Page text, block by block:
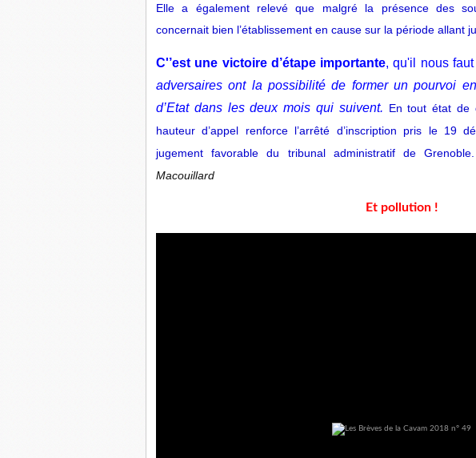
Elle a également relevé que malgré la présence des
concernait bien l’établissement en cause sur la période allant
C'’est une victoire d’étape importante, qu'il nous
adversaires ont la possibilité de former un pourvoi
d’Etat dans les deux mois qui suivent. En tout état de
hauteur d’appel renforce l’arrêté d’inscription pris le 19
jugement favorable du tribunal administratif de
Macouillard
Et pollution !